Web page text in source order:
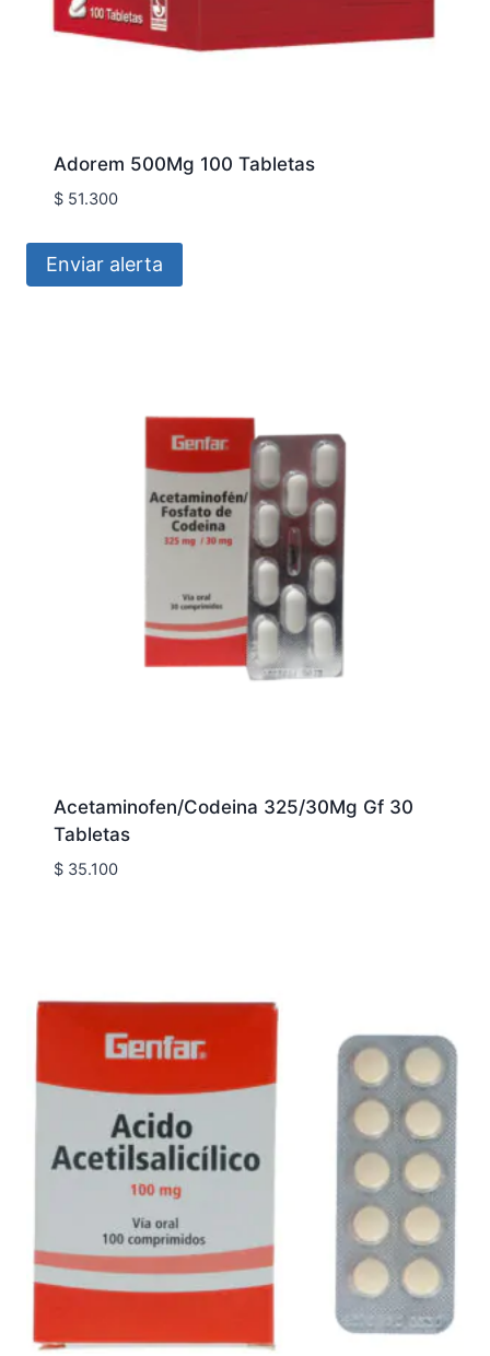
Adorem 500Mg 100 Tabletas
$51.300
Enviar alerta
Acetaminofen/Codeina 325/30Mg Gf 30
Tabletas
$35.100